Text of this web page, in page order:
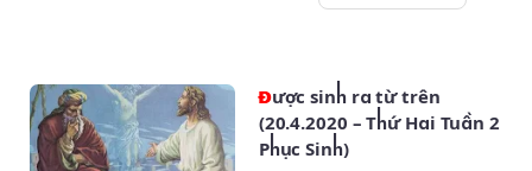
Được sinh ra từ trên
(20.4.2020 – Thứ Hai Tuần 2
Phục Sinh)